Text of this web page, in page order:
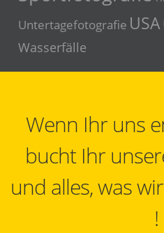
Untertagefotografie USA
Wasserfälle
Wenn Ihr uns
bucht Ihr
und alles, was
!